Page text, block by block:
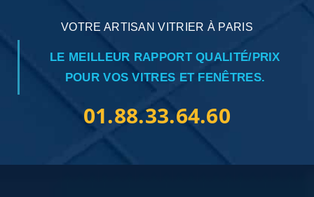
VOTRE ARTISAN VITRIER À PARIS
LE MEILLEUR RAPPORT QUALITÉ/PRIX
POUR VOS VITRES ET FENÊTRES.
01.88.33.64.60